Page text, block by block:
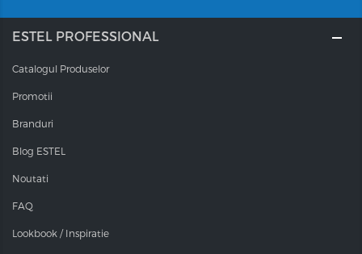
ESTEL PROFESSIONAL
Catalogul Produselor
Promotii
Branduri
Blog ESTEL
Noutati
FAQ
Lookbook / Inspiratie